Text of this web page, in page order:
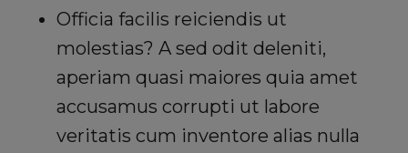
Officia facilis reiciendis ut
molestias? A sed odit deleniti,
aperiam quasi maiores quia amet
accusamus corrupti ut labore
veritatis cum inventore alias nulla